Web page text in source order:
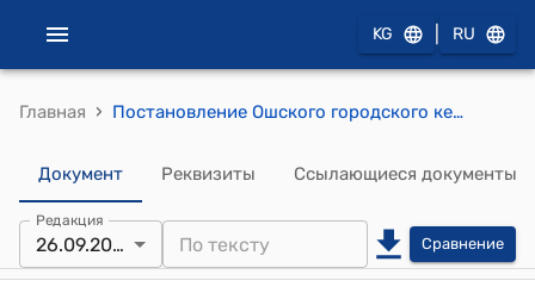
KG RU
Главная › Постановление Ошского городского кенеша от 26 сентября 2019 года № 206 "О внесении изменений в состав постоянной депутатской комиссии Ошского городского кенеша"
Документ Реквизиты Ссылающиеся документы
Редакция
26.09.2019 Сравнение